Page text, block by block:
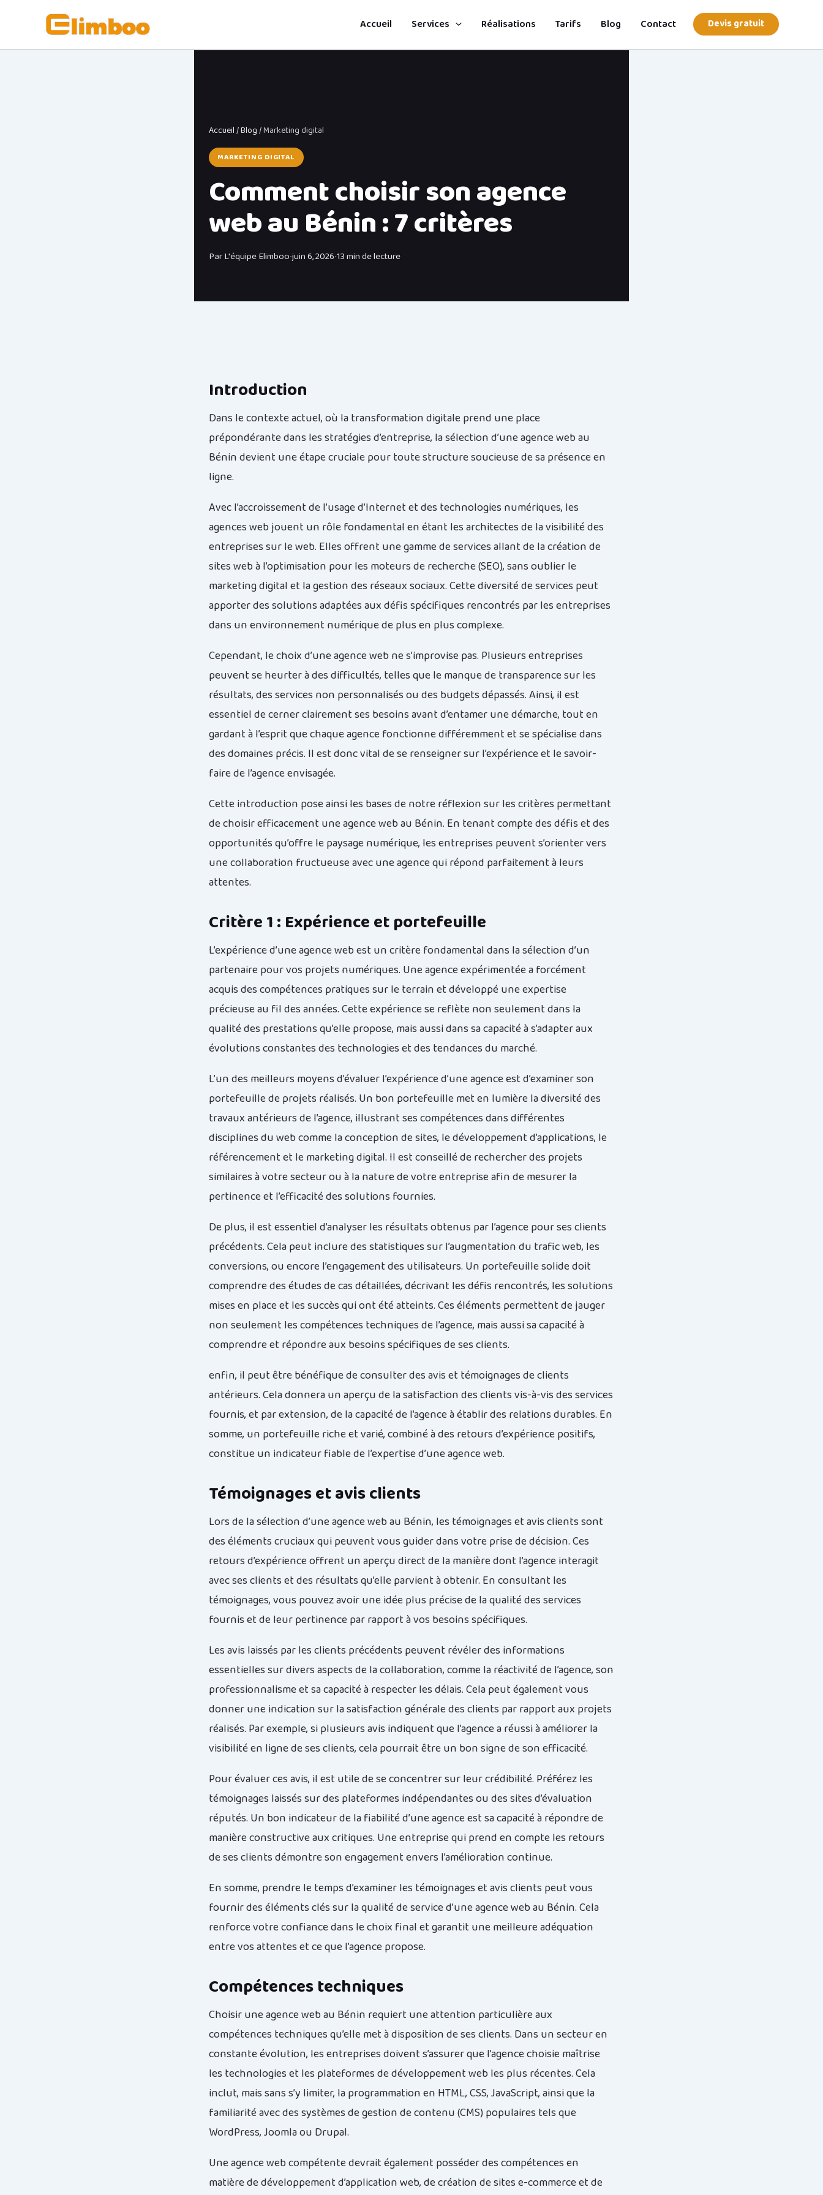
Accueil Services Réalisations Tarifs Blog Contact Devis gratuit
Accueil/Blog/ Marketing digital
MARKETING DIGITAL
Comment choisir son agence
web au Bénin : 7 critères
Par L'équipe Elimboo•juin 6, 2026•13 min de lecture
Introduction
Dans le contexte actuel, où la transformation digitale prend une place
prépondérante dans les stratégies d’entreprise, la sélection d’une agence web au
Bénin devient une étape cruciale pour toute structure soucieuse de sa présence en
ligne.
Avec l’accroissement de l’usage d’Internet et des technologies numériques, les
agences web jouent un rôle fondamental en étant les architectes de la visibilité des
entreprises sur le web. Elles offrent une gamme de services allant de la création de
sites web à l’optimisation pour les moteurs de recherche (SEO), sans oublier le
marketing digital et la gestion des réseaux sociaux. Cette diversité de services peut
apporter des solutions adaptées aux défis spécifiques rencontrés par les entreprises
dans un environnement numérique de plus en plus complexe.
Cependant, le choix d’une agence web ne s’improvise pas. Plusieurs entreprises
peuvent se heurter à des difficultés, telles que le manque de transparence sur les
résultats, des services non personnalisés ou des budgets dépassés. Ainsi, il est
essentiel de cerner clairement ses besoins avant d’entamer une démarche, tout en
gardant à l’esprit que chaque agence fonctionne différemment et se spécialise dans
des domaines précis. Il est donc vital de se renseigner sur l’expérience et le savoir-
faire de l’agence envisagée.
Cette introduction pose ainsi les bases de notre réflexion sur les critères permettant
de choisir efficacement une agence web au Bénin. En tenant compte des défis et des
opportunités qu’offre le paysage numérique, les entreprises peuvent s’orienter vers
une collaboration fructueuse avec une agence qui répond parfaitement à leurs
attentes.
Critère 1 : Expérience et portefeuille
L’expérience d’une agence web est un critère fondamental dans la sélection d’un
partenaire pour vos projets numériques. Une agence expérimentée a forcément
acquis des compétences pratiques sur le terrain et développé une expertise
précieuse au fil des années. Cette expérience se reflète non seulement dans la
qualité des prestations qu’elle propose, mais aussi dans sa capacité à s’adapter aux
évolutions constantes des technologies et des tendances du marché.
L’un des meilleurs moyens d’évaluer l’expérience d’une agence est d’examiner son
portefeuille de projets réalisés. Un bon portefeuille met en lumière la diversité des
travaux antérieurs de l’agence, illustrant ses compétences dans différentes
disciplines du web comme la conception de sites, le développement d’applications, le
référencement et le marketing digital. Il est conseillé de rechercher des projets
similaires à votre secteur ou à la nature de votre entreprise afin de mesurer la
pertinence et l’efficacité des solutions fournies.
De plus, il est essentiel d’analyser les résultats obtenus par l’agence pour ses clients
précédents. Cela peut inclure des statistiques sur l’augmentation du trafic web, les
conversions, ou encore l’engagement des utilisateurs. Un portefeuille solide doit
comprendre des études de cas détaillées, décrivant les défis rencontrés, les solutions
mises en place et les succès qui ont été atteints. Ces éléments permettent de jauger
non seulement les compétences techniques de l’agence, mais aussi sa capacité à
comprendre et répondre aux besoins spécifiques de ses clients.
enfin, il peut être bénéfique de consulter des avis et témoignages de clients
antérieurs. Cela donnera un aperçu de la satisfaction des clients vis-à-vis des services
fournis, et par extension, de la capacité de l’agence à établir des relations durables. En
somme, un portefeuille riche et varié, combiné à des retours d’expérience positifs,
constitue un indicateur fiable de l’expertise d’une agence web.
Témoignages et avis clients
Lors de la sélection d’une agence web au Bénin, les témoignages et avis clients sont
des éléments cruciaux qui peuvent vous guider dans votre prise de décision. Ces
retours d’expérience offrent un aperçu direct de la manière dont l’agence interagit
avec ses clients et des résultats qu’elle parvient à obtenir. En consultant les
témoignages, vous pouvez avoir une idée plus précise de la qualité des services
fournis et de leur pertinence par rapport à vos besoins spécifiques.
Les avis laissés par les clients précédents peuvent révéler des informations
essentielles sur divers aspects de la collaboration, comme la réactivité de l’agence, son
professionnalisme et sa capacité à respecter les délais. Cela peut également vous
donner une indication sur la satisfaction générale des clients par rapport aux projets
réalisés. Par exemple, si plusieurs avis indiquent que l’agence a réussi à améliorer la
visibilité en ligne de ses clients, cela pourrait être un bon signe de son efficacité.
Pour évaluer ces avis, il est utile de se concentrer sur leur crédibilité. Préférez les
témoignages laissés sur des plateformes indépendantes ou des sites d’évaluation
réputés. Un bon indicateur de la fiabilité d’une agence est sa capacité à répondre de
manière constructive aux critiques. Une entreprise qui prend en compte les retours
de ses clients démontre son engagement envers l’amélioration continue.
En somme, prendre le temps d’examiner les témoignages et avis clients peut vous
fournir des éléments clés sur la qualité de service d’une agence web au Bénin. Cela
renforce votre confiance dans le choix final et garantit une meilleure adéquation
entre vos attentes et ce que l’agence propose.
Compétences techniques
Choisir une agence web au Bénin requiert une attention particulière aux
compétences techniques qu’elle met à disposition de ses clients. Dans un secteur en
constante évolution, les entreprises doivent s’assurer que l’agence choisie maîtrise
les technologies et les plateformes de développement web les plus récentes. Cela
inclut, mais sans s’y limiter, la programmation en HTML, CSS, JavaScript, ainsi que la
familiarité avec des systèmes de gestion de contenu (CMS) populaires tels que
WordPress, Joomla ou Drupal.
Une agence web compétente devrait également posséder des compétences en
matière de développement d’application web, de création de sites e-commerce et de